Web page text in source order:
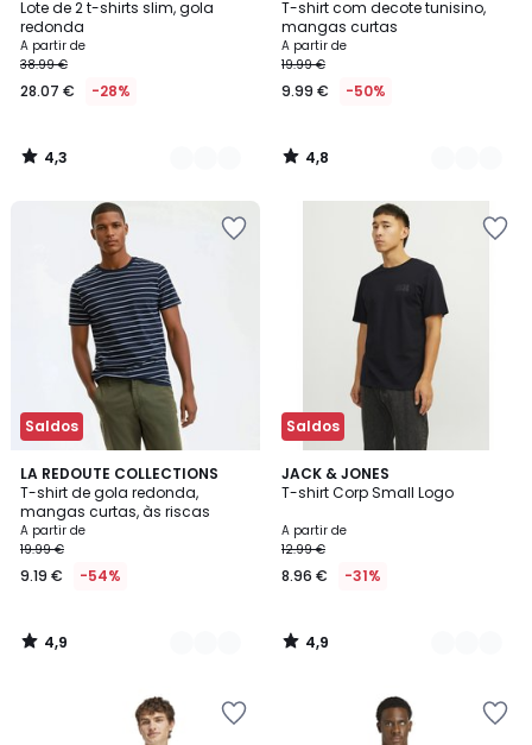
Lote de 2 t-shirts slim, gola
redonda
A partir de
38.99 €
28.07 € -28%
/ 5
Cores
4,3
/
T-shirt com decote tunisino,
mangas curtas
A partir de
19.99 €
9.99 € -50%
/ 5
Cores
4,8
/
Saldos
LA REDOUTE COLLECTIONS
T-shirt de gola redonda,
mangas curtas, às riscas
A partir de
19.99 €
9.19 € -54%
4,9
/ 5
2
Cores
4,9
/
Saldos
JACK & JONES
T-shirt Corp Small Logo
A partir de
12.99 €
8.96 € -31%
4,9
/ 5
2
Cores
4,9
/